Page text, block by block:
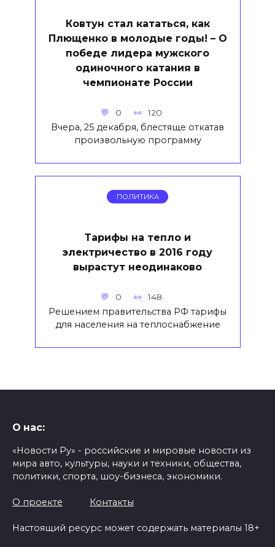
Ковтун стал кататься, как
Плющенко в молодые годы! – О
победе лидера мужского
одиночного катания в
чемпионате России
0 120
Вчера, 25 декабря, блестяще откатав
произвольную программу
ПОЛИТИКА
Тарифы на тепло и
электричество в 2016 году
вырастут неодинаково
0 148
Решением правительства РФ тарифы
для населения на теплоснабжение
О нас:
«Новости Ру» - российские и мировые новости из
мира авто, культуры, науки и техники, общества,
политики, спорта, шоу-бизнеса, экономики.
О проекте Контакты
Настоящий ресурс может содержать материалы 18+